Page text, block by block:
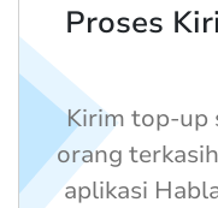
Proses
Kirim top-up
orang
aplikasi